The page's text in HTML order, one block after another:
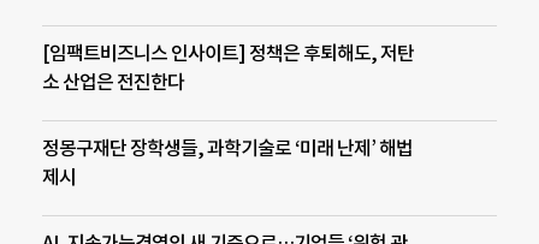
[임팩트비즈니스 인사이트] 정책은 후퇴해도, 저탄
소 산업은 전진한다
정몽구재단 장학생들, 과학기술로 ‘미래 난제’ 해법
제시